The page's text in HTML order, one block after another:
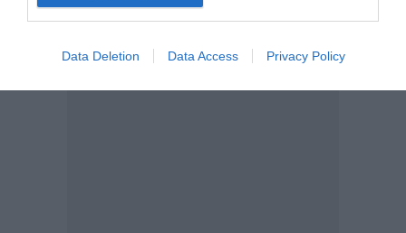
Data Deletion Data Access Privacy Policy